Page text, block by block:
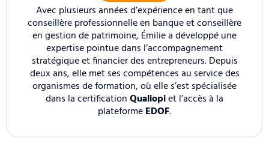
Avec plusieurs années d’expérience en tant que
conseillère professionnelle en banque et conseillère
en gestion de patrimoine, Émilie a développé une
expertise pointue dans l’accompagnement
stratégique et financier des entrepreneurs. Depuis
deux ans, elle met ses compétences au service des
organismes de formation, où elle s’est spécialisée
dans la certificationQualiopiet l’accès à la
plateformeEDOF.